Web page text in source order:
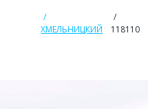
ХМЕЛЬНИЦКИЙ 118110